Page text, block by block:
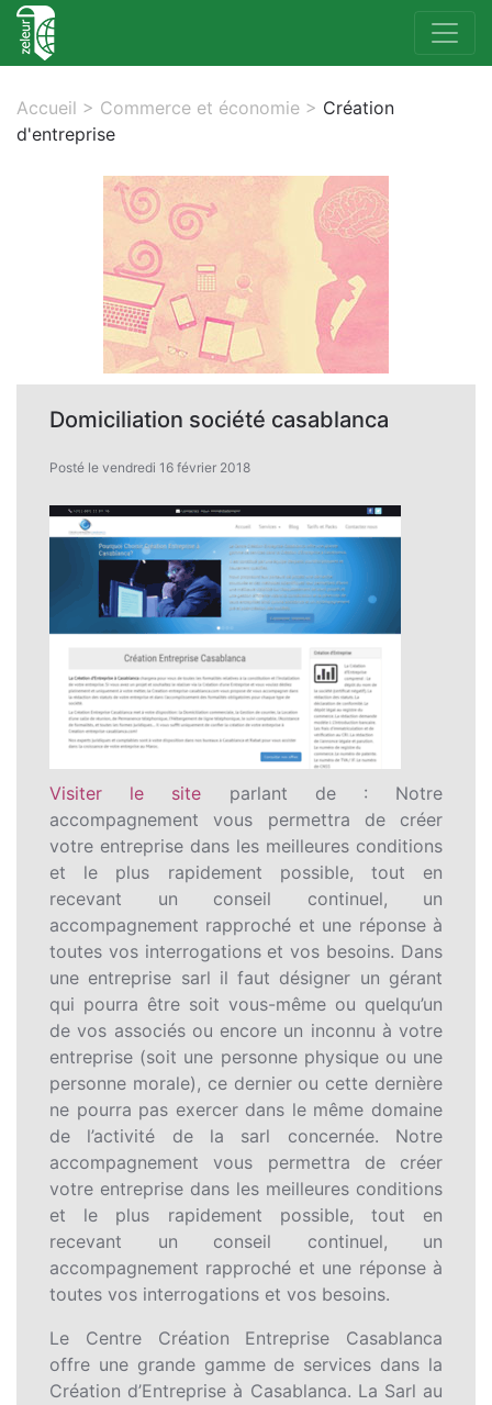
Accueil > Commerce et économie > Création
d'entreprise
Domiciliation société casablanca
Posté le vendredi 16 février 2018
Visiter le site parlant de : Notre
accompagnement vous permettra de créer
votre entreprise dans les meilleures conditions
et le plus rapidement possible, tout en
recevant un conseil continuel, un
accompagnement rapproché et une réponse à
toutes vos interrogations et vos besoins. Dans
une entreprise sarl il faut désigner un gérant
qui pourra être soit vous-même ou quelqu’un
de vos associés ou encore un inconnu à votre
entreprise (soit une personne physique ou une
personne morale), ce dernier ou cette dernière
ne pourra pas exercer dans le même domaine
de l’activité de la sarl concernée. Notre
accompagnement vous permettra de créer
votre entreprise dans les meilleures conditions
et le plus rapidement possible, tout en
recevant un conseil continuel, un
accompagnement rapproché et une réponse à
toutes vos interrogations et vos besoins.
Le Centre Création Entreprise Casablanca
offre une grande gamme de services dans la
Création d’Entreprise à Casablanca. La Sarl au